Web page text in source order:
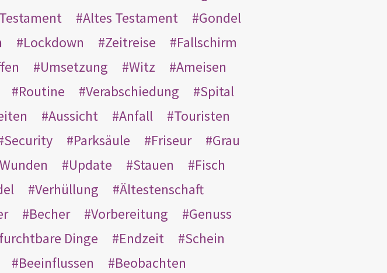
Altes Testament
Gondel
Lockdown Zeitreise
Fallschirm
Umsetzung Witz
Ameisen
Routine Verabschiedung
Spital
Aussicht Anfall
Touristen
Security Parksäule Friseur
Grau
Wunden Update Stauen
Fisch
Verhüllung
Ältestenschaft
Becher Vorbereitung
Genuss
furchtbare Dinge Endzeit
Schein
Beeinflussen
Beobachten